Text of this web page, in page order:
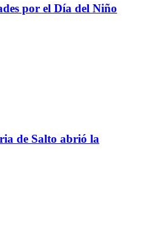
por el Día del Niño
de Salto abrió la